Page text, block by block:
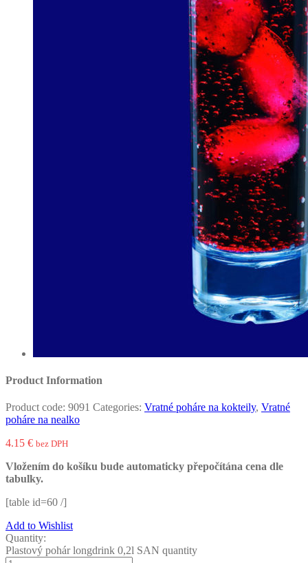
Product Information
Product code: 9091 Categories: Vratné poháre na kokteily, Vratné
poháre na nealko
4.15 € bez DPH
Vložením do košíku bude automaticky přepočítána cena dle
tabulky.
[table id=60 /]
Add to Wishlist
Quantity:
Plastový pohár longdrink 0,2l SAN quantity